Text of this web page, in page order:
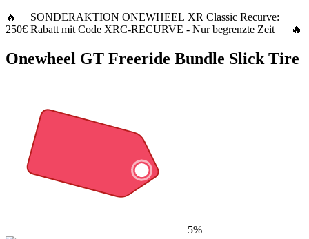
🔥 SONDERAKTION ONEWHEEL XR Classic Recurve:
250€ Rabatt mit Code XRC-RECURVE - Nur begrenzte Zeit 🔥
Onewheel GT Freeride Bundle Slick Tire
5%